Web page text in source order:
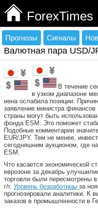
ForexTimes
Прогнозы Сигналы
Валютная пара USD/
В течение
в узком диапазоне
иена ослабила позиции.
заявление министра
страны могут быть
фонда ESM. Это поможет
Подобные комментарии
EUR/JPY. Тем не менее,
сегодняшним аукционом, где
ESM.
Что касается экономической
еврозоне за декабрь
торговли были пересмотрены
г/г. Уровень безработицы за
прогнозировали аналитики. К
заказов в промышленности в